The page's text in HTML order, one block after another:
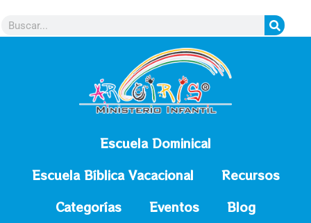
Escuela Dominical
Escuela Bíblica Vacacional
Recursos
Categorías
Eventos Blog